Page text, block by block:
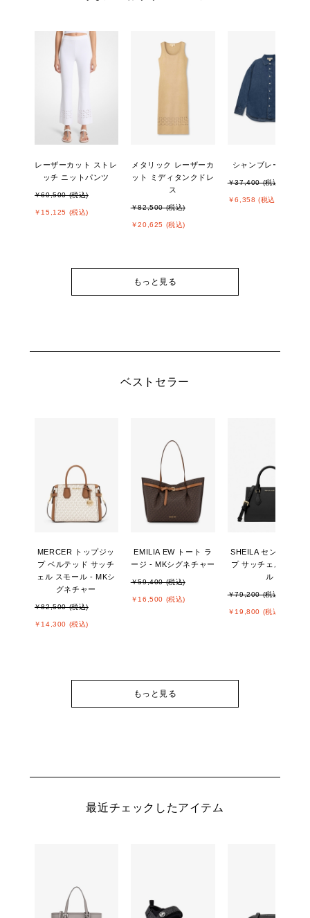
レーザーカット ストレ
ッチ ニットパンツ
￥60,500 (税込)
￥15,125 (税込)
メタリック レーザーカ
ット ミディタンクドレ
ス
￥82,500 (税込)
￥20,625 (税込)
シャンブレー シャツ
￥37,400 (税込)
￥6,358 (税込)
もっと見る
ベストセラー
MERCER トップジッ
プ ベルテッド サッチ
ェル スモール - MKシ
グネチャー
￥82,500 (税込)
￥14,300 (税込)
EMILIA EW トート ラ
ージ - MKシグネチャー
￥59,400 (税込)
￥16,500 (税込)
SHEILA センタージッ
プ サッチェル スモー
ル
￥79,200 (税込)
￥19,800 (税込)
もっと見る
最近チェックしたアイテム